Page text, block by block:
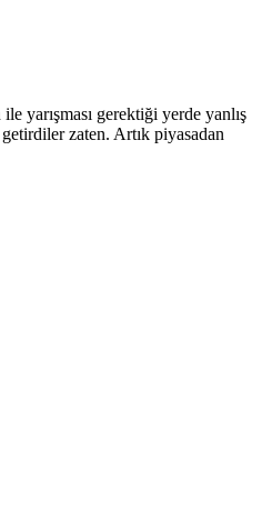
yarışması gerektiği yerde yanlış
zaten. Artık piyasadan